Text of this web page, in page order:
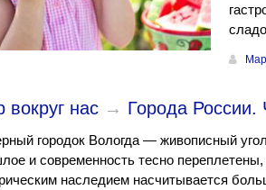
вокруг нас → Города России.
городок Вологда — живописный
и современность тесно
наследием насчитывается